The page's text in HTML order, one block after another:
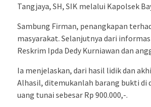
Tangjaya, SH, SIK melalui Kapolsek
Sambung Firman, penangkapan
masyarakat. Selanjutnya dari
Reskrim Ipda Dedy Kurniawan dan
Ia menjelaskan, dari hasil lidik dan
Alhasil, ditemukanlah barang bukti di
uang tunai sebesar Rp 900.000,-.